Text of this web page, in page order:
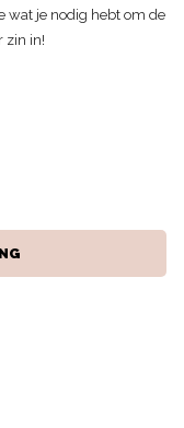
wat je nodig hebt om de
zin in!